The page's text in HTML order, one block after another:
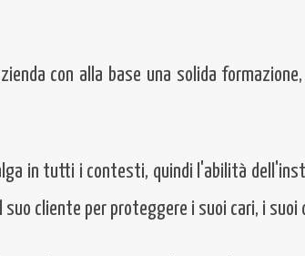
con alla base una solida
in tutti i contesti, quindi l'abilità
cliente per proteggere i suoi cari, i suoi